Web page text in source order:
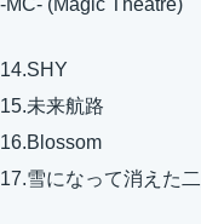
14.SHY
15.未来航路
16.Blossom
17.雪になって消えた二